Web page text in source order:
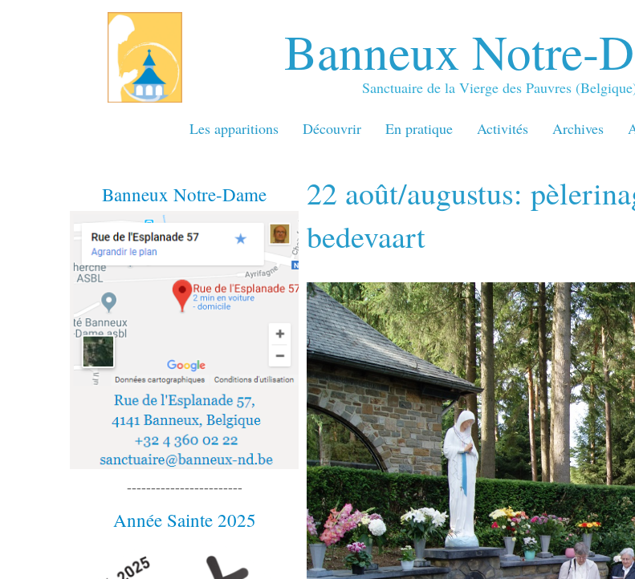
Banneux Notre-
Sanctuaire de la Vierge des Pauvres
Les apparitions Découvrir En pratique Activités Archives
Banneux Notre-Dame
------------------------
Année Sainte 2025
22 août/augustus:
bedevaart